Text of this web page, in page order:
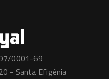
0001-69
- Santa Efigênia